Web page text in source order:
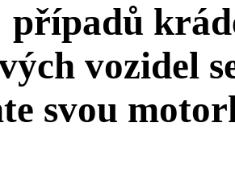
případů
vozidel
svou